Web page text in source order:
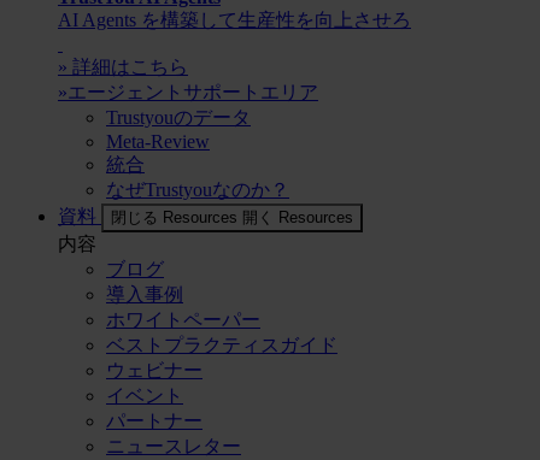
AI Agents を構築して生産性を向上させろ
» 詳細はこちら
»エージェントサポートエリア
Trustyouのデータ
Meta-Review
統合
なぜTrustyouなのか？
資料
閉じる Resources 開く Resources
内容
ブログ
導入事例
ホワイトペーパー
ベストプラクティスガイド
ウェビナー
イベント
パートナー
ニュースレター